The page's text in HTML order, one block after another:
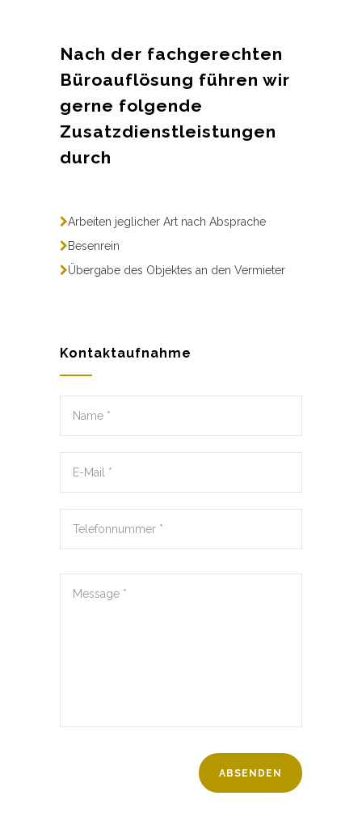
Nach der fachgerechten
Büroauflösung führen wir
gerne folgende
Zusatzdienstleistungen
durch
Arbeiten jeglicher Art nach Absprache
Besenrein
Übergabe des Objektes an den Vermieter
Kontaktaufnahme